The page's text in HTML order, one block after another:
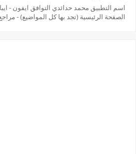
اسم التطبيق محمد حدائدي التوافق ايفون -
الصفحة الرئيسية (تجد بها كل المواضيع) -